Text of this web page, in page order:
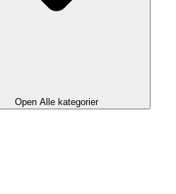
Open Alle kategorier